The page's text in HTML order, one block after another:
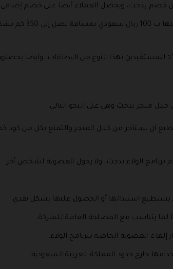
خصم بدجت، ويحصل العملاء أيضا على خصم إضافي
متجر بدجت وهي على النحو التالي:
لا يقل عمره عن حوالي 21 عاما حتى يستطيع أن يستأجر من خلال المتجر
الولاء بدجت، ولا يحول العضوية لشخص آخر.
يستطيع استبدالها أو الحصول عليها بشكل نقدي.
لما يتناسب مع المصلحة العامة للشركة.
العضوية الخاصة ببرنامج الولاء.
خارج حدود المملكة العربية السعودية.